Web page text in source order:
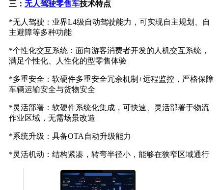
三： 无人驾驶零售车技术特点
*无人驾驶：业界L4级自动驾驶能力，可实现自主规划、自
主避障等多种功能
*个性化交互系统：面向游客消费者开发的人机交互系统，
满足个性化、人性化的型零售体验
*多重安全：软硬件多重安全冗余机制+远程监控，严格保障
车辆运输安全与货物安全
*灵活部署：软硬件系统化集成，可快速、灵活部署于物流
作业区域，无需场景改造
*系统升级：具备OTA自动升级能力
*灵活机动：结构紧凑，转弯半径小，能够在狭窄区域通行